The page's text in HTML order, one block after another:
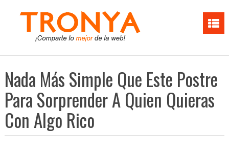
Nada Más Simple Que Este Postre
Para Sorprender A Quien Quieras
Con Algo Rico